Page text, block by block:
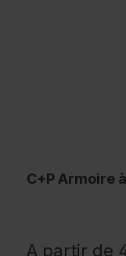
C+P Armoire
A partir de